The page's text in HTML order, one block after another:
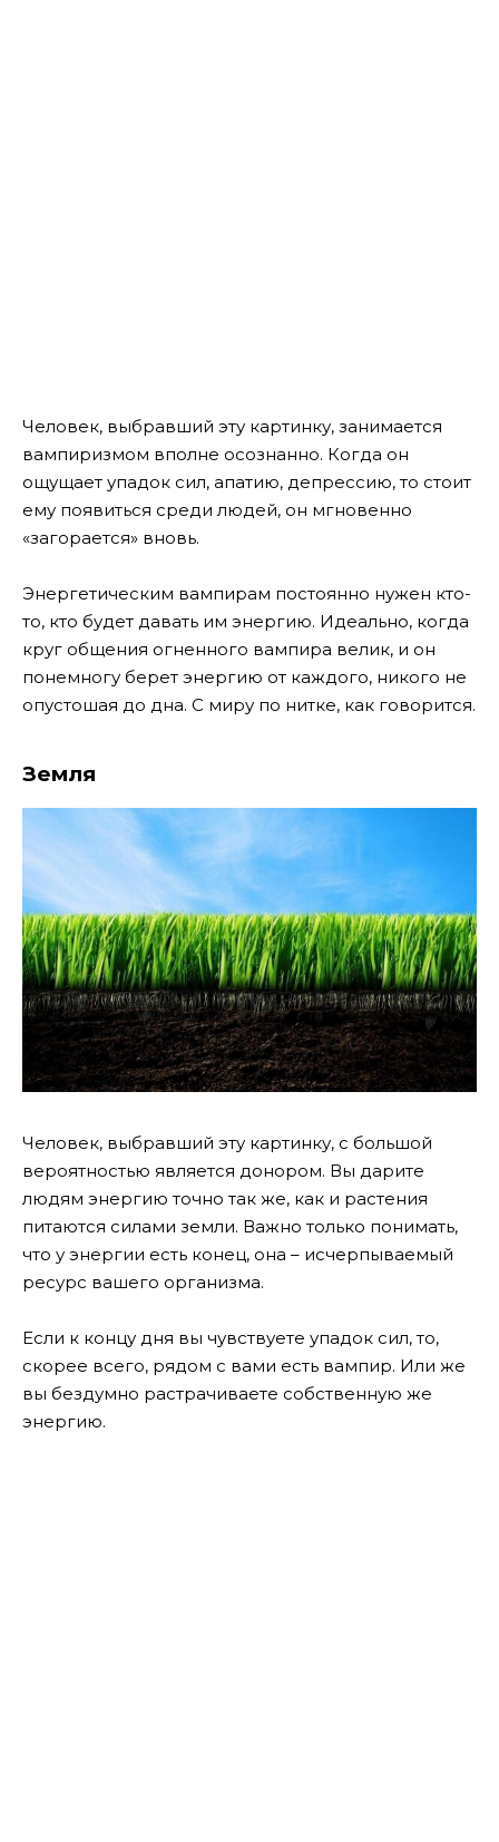
Человек, выбравший эту картинку, занимается
вампиризмом вполне осознанно. Когда он
ощущает упадок сил, апатию, депрессию, то стоит
ему появиться среди людей, он мгновенно
«загорается» вновь.
Энергетическим вампирам постоянно нужен кто-
то, кто будет давать им энергию. Идеально, когда
круг общения огненного вампира велик, и он
понемногу берет энергию от каждого, никого не
опустошая до дна. С миру по нитке, как говорится.
Земля
Человек, выбравший эту картинку, с большой
вероятностью является донором. Вы дарите
людям энергию точно так же, как и растения
питаются силами земли. Важно только понимать,
что у энергии есть конец, она – исчерпываемый
ресурс вашего организма.
Если к концу дня вы чувствуете упадок сил, то,
скорее всего, рядом с вами есть вампир. Или же
вы бездумно растрачиваете собственную же
энергию.